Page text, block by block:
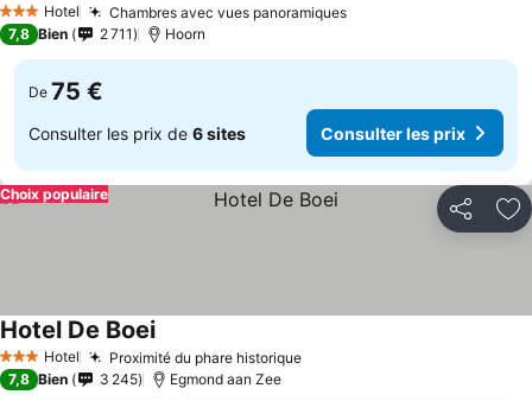
3 ÉtoilesHotel Chambres avec vues panoramiques
7,8 Bien 2 711 Hoorn
De 75 €
Consulter les prix de 6 sites Consulter les prix
Partager
Choix populaire
3 ÉtoilesHotel Proximité du phare historique
Hotel De Boei
7,8 Bien 3 245 Egmond aan Zee